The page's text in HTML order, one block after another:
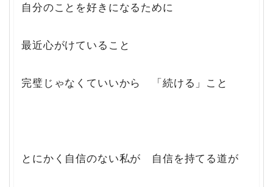
自分のことを好きになるために
最近心がけていること
完璧じゃなくていいから 「続ける」こと
とにかく自信のない私が 自信を持てる道が